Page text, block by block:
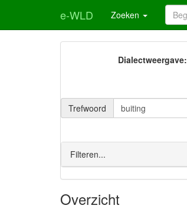
e-WLD Zoeken
Dialectweergave:
Trefwoord
Filteren...
Overzicht